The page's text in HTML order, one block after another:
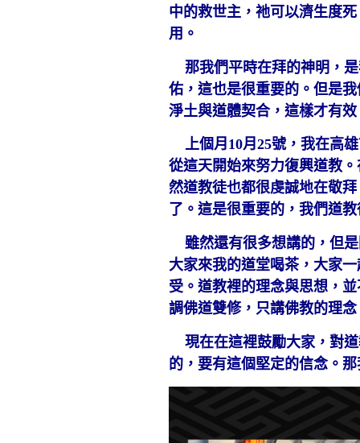
中的救世主，祂可以濟生度
用。
那我們平時在拜的神明，是
佑，這也是很重要的。但是
淨土與道體契合，這樣才有效
上個月10月25號，我在高
從這天開始來努力復興道教
然道教徒也都很虔誠地在敬
了。這是很重要的，我們道
雖然還有很多想講的，但是
大家來我的道堂喝茶，大家
受。道教裡的理念與思想，
調佛道雙修，只講佛教的理
現在在這裡鼓勵大家，對道
的，要有這個堅定的信念。